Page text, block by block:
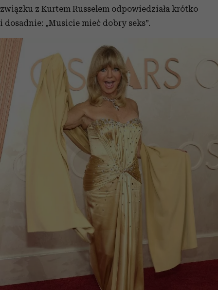
związku z Kurtem Russelem odpowiedziała krótko
i dosadnie: „Musicie mieć dobry seks”.